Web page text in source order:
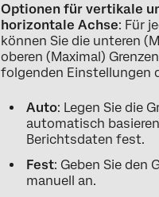
Optionen für vertikale
horizontale Achse: Für
können Sie die unteren
oberen (Maximal)
folgenden Einstellungen
Auto: Legen Sie die
automatisch
Berichtsdaten fest.
Fest: Geben Sie den
manuell an.